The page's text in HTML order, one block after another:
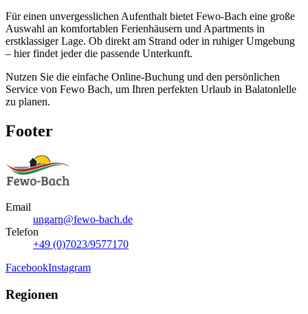
Für einen unvergesslichen Aufenthalt bietet Fewo-Bach eine große
Auswahl an komfortablen Ferienhäusern und Apartments in
erstklassiger Lage. Ob direkt am Strand oder in ruhiger Umgebung
– hier findet jeder die passende Unterkunft.
Nutzen Sie die einfache Online-Buchung und den persönlichen
Service von Fewo Bach, um Ihren perfekten Urlaub in Balatonlelle
zu planen.
Footer
Email
ungarn@fewo-bach.de
Telefon
+49 (0)7023/9577170
FacebookInstagram
Regionen